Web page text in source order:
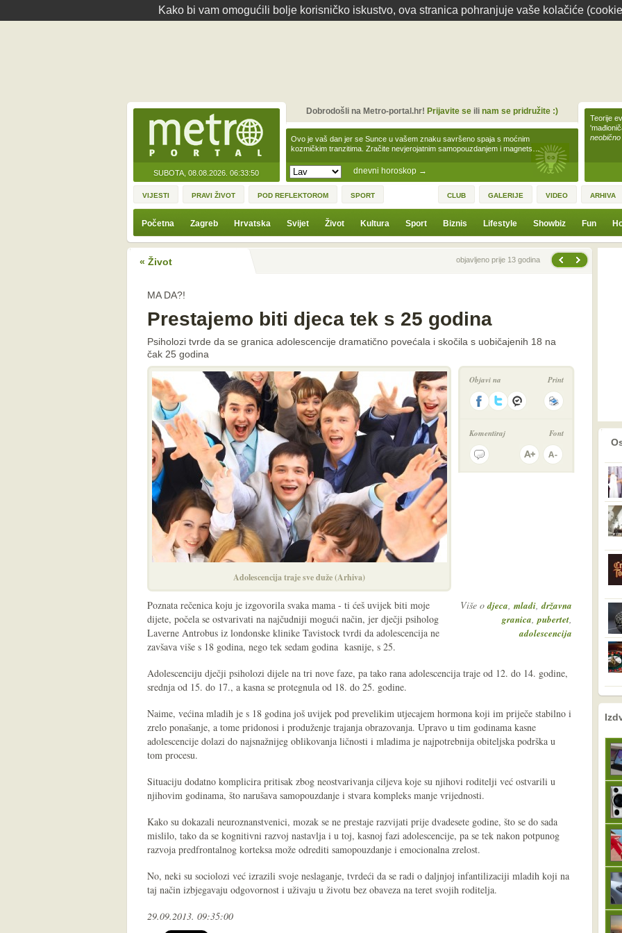
Kako bi vam omogućili bolje korisničko iskustvo, ova stranica pohranjuje vaše kolačiće
SUBOTA, 08.08.2026. 06:33:50 dnevni horoskop →
Ovo je vaš dan jer se Sunce u vašem znaku savršeno spaja s moćnim
kozmičkim tranzitima. Zračite nevjerojatnim samopouzdanjem i magnets…
Dobrodošli na Metro-portal.hr! Prijavite seili nam se pridružite :)
Teorije
VIJESTI PRAVI ŽIVOT POD REFLEKTOROM SPORT CLUB GALERIJE VIDEO ARHIVA
Početna Zagreb Hrvatska Svijet Život Kultura Sport Biznis Lifestyle Showbiz Fun
« Život objavljeno prije 13 godina
MA DA?!
Prestajemo biti djeca tek s 25 godina
Psiholozi tvrde da se granica adolescencije dramatično povećala i skočila s uobičajenih 18 na
čak 25 godina
Adolescencija traje sve duže (Arhiva)
Objavi na Print
Komentiraj Font
Više odjeca, mladi,državna
granica,pubertet,
adolescencija
Poznata rečenica koju je izgovorila svaka mama - ti ćeš uvijek biti moje
dijete, počela se ostvarivati na najčudniji mogući način, jer dječji psiholog
Laverne Antrobus iz londonske klinike Tavistock tvrdi da adolescencija ne
zavšava više s 18 godina, nego tek sedam godina kasnije, s 25.
Adolescenciju dječji psiholozi dijele na tri nove faze, pa tako rana adolescencija traje od 12. do 14. godine,
srednja od 15. do 17., a kasna se protegnula od 18. do 25. godine.
Naime, većina mladih je s 18 godina još uvijek pod prevelikim utjecajem hormona koji im priječe stabilno i
zrelo ponašanje, a tome pridonosi i produženje trajanja obrazovanja. Upravo u tim godinama kasne
adolescencije dolazi do najsnažnijeg oblikovanja ličnosti i mladima je najpotrebnija obiteljska podrška u
tom procesu.
Situaciju dodatno komplicira pritisak zbog neostvarivanja ciljeva koje su njihovi roditelji već ostvarili u
njihovim godinama, što narušava samopouzdanje i stvara kompleks manje vrijednosti.
Kako su dokazali neuroznanstvenici, mozak se ne prestaje razvijati prije dvadesete godine, što se do sada
mislilo, tako da se kognitivni razvoj nastavlja i u toj, kasnoj fazi adolescencije, pa se tek nakon potpunog
razvoja predfrontalnog korteksa može odrediti samopouzdanje i emocionalna zrelost.
No, neki su sociolozi već izrazili svoje neslaganje, tvrdeći da se radi o daljnjoj infantilizaciji mladih koji na
taj način izbjegavaju odgovornost i uživaju u životu bez obaveza na teret svojih roditelja.
29.09.2013. 09:35:00
prethodno
nema prethodne
sljedeće